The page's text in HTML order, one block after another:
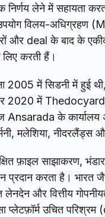
निर्णय लेने में सहायता
विलय-अधिग्रहण
और deal के बाद के
करती हैं।
2005 में सिडनी में हुई
2020 में
के कार्यालय
मलेशिया, नीदरलैंड्स
फ़ाइल साझाकरण,
प्रदान करता है। भारत
और वित्तीय
प्लेटफ़ॉर्म उचित